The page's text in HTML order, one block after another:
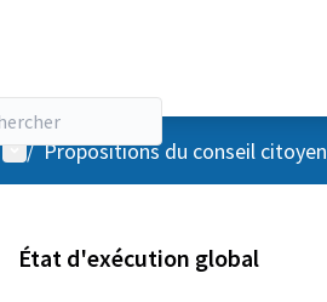
Menu utilisateur
/ Propositions du conseil citoyen
État d'exécution global